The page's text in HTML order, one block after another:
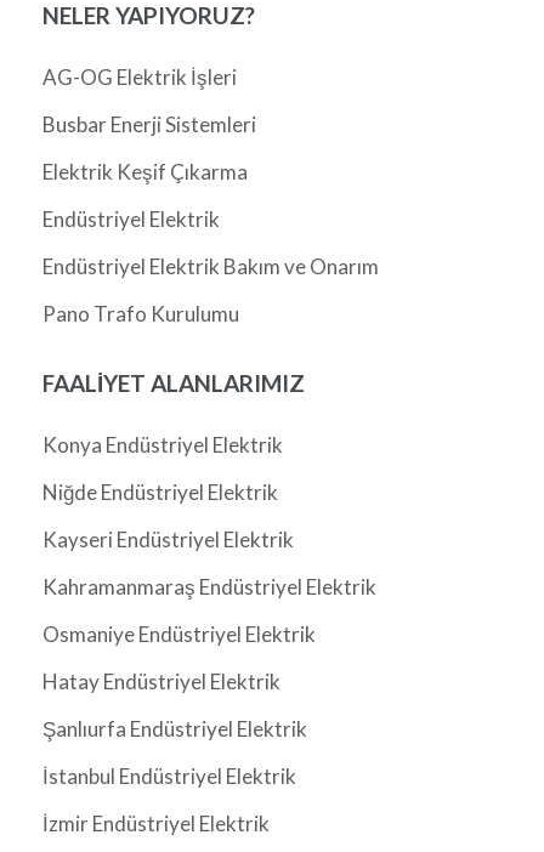
NELER YAPIYORUZ?
AG-OG Elektrik İşleri
Busbar Enerji Sistemleri
Elektrik Keşif Çıkarma
Endüstriyel Elektrik
Endüstriyel Elektrik Bakım ve Onarım
Pano Trafo Kurulumu
FAALIYET ALANLARIMIZ
Konya Endüstriyel Elektrik
Niğde Endüstriyel Elektrik
Kayseri Endüstriyel Elektrik
Kahramanmaraş Endüstriyel Elektrik
Osmaniye Endüstriyel Elektrik
Hatay Endüstriyel Elektrik
Şanlıurfa Endüstriyel Elektrik
İstanbul Endüstriyel Elektrik
İzmir Endüstriyel Elektrik